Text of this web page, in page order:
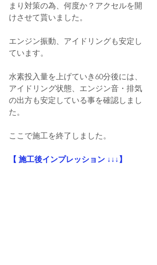
まり対策の為、何度か？アクセルを開
けさせて貰いました。
エンジン振動、アイドリングも安定し
ています。
水素投入量を上げていき60分後には、
アイドリング状態、エンジン音・排気
の出方も安定している事を確認しまし
た。
ここで施工を終了しました。
【 施工後インプレッション ↓↓↓】